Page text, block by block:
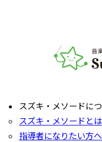
音楽教室ス
スズキ・メソードに
スズキ・メソードとは
指導者になりたい方へ